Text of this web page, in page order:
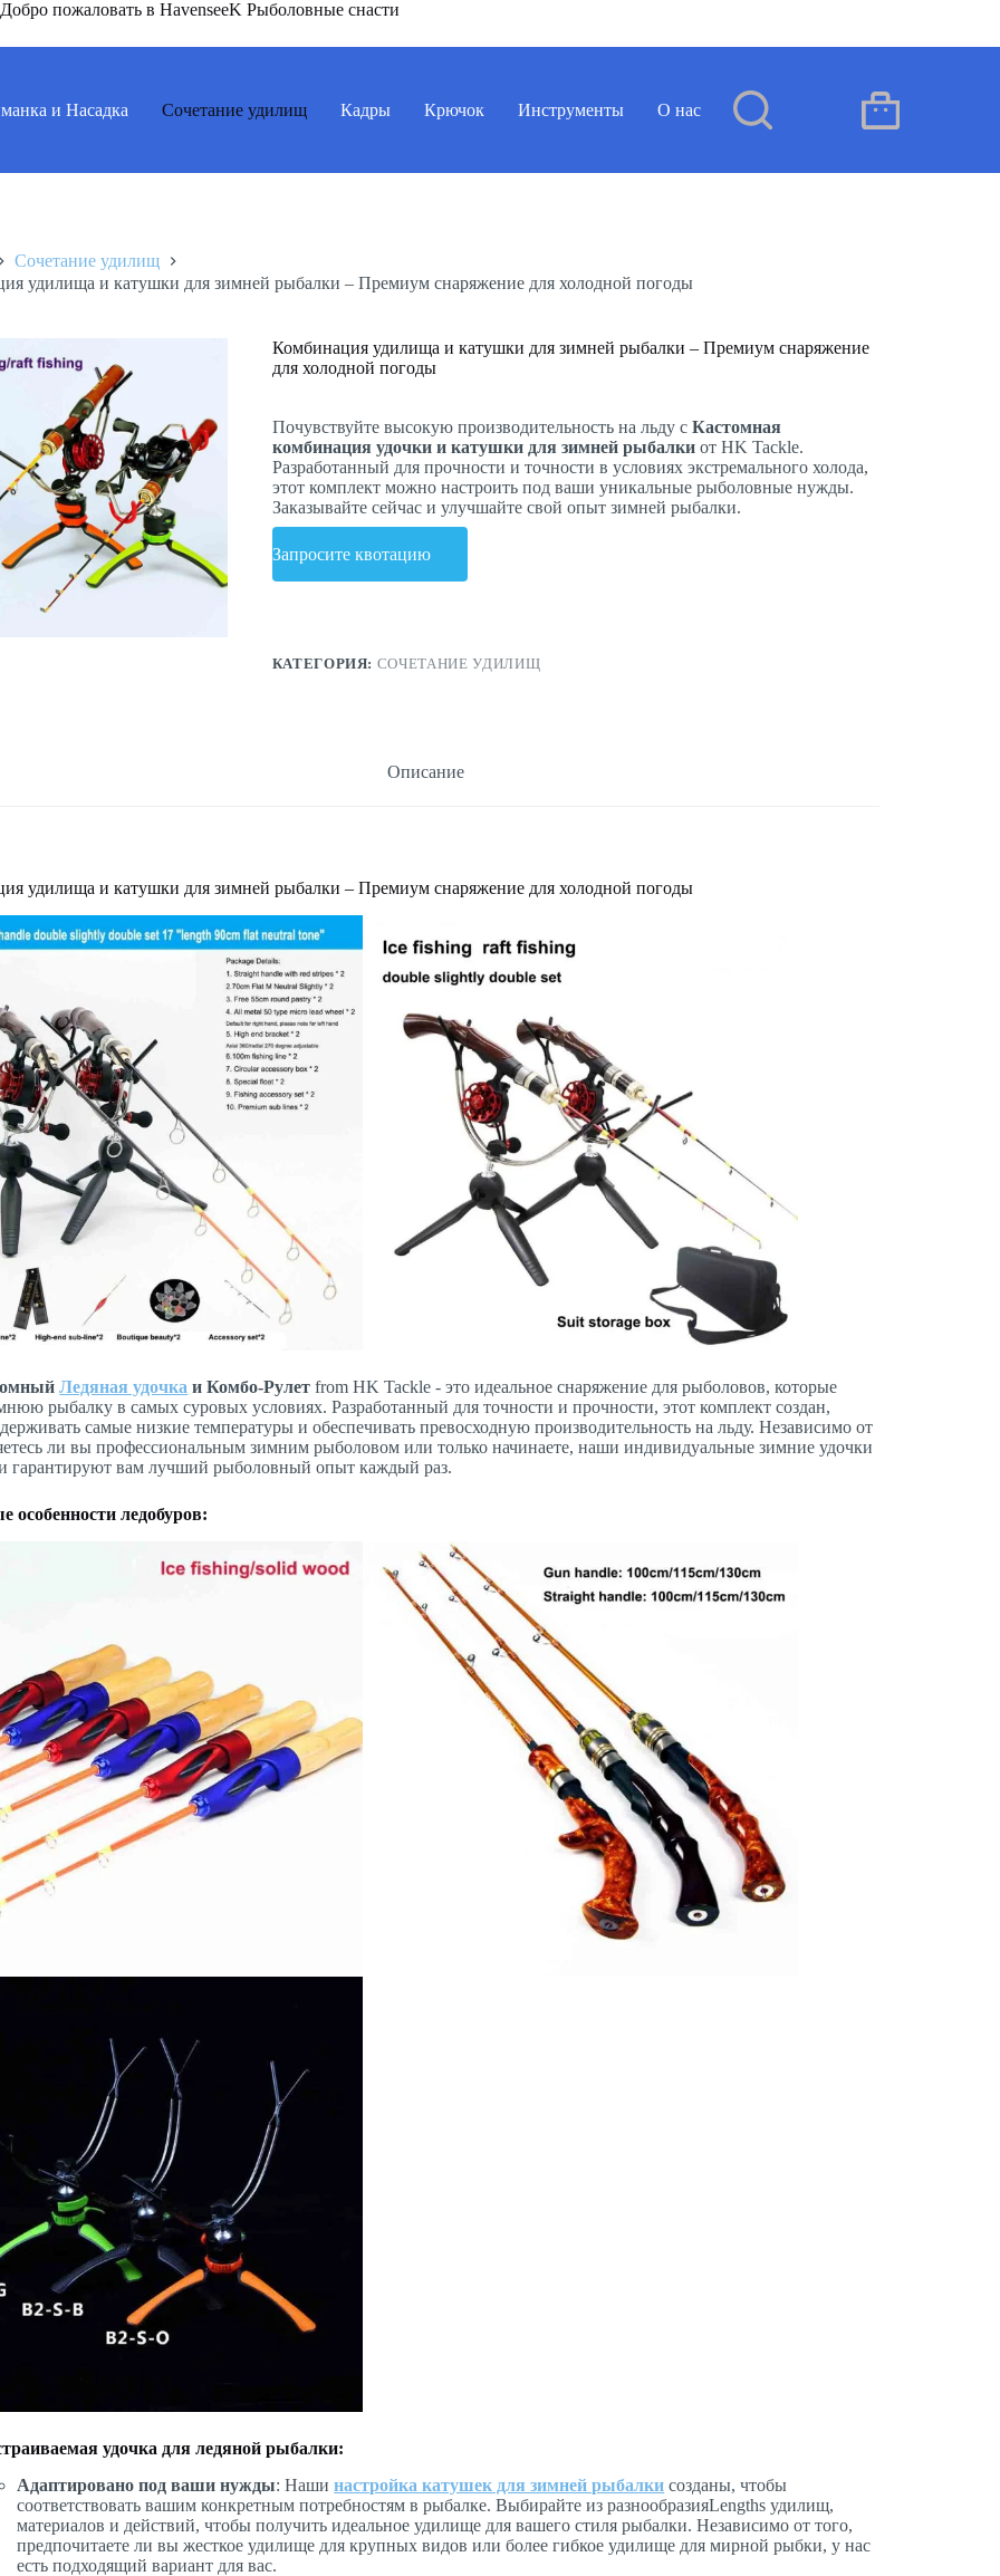
Добро пожаловать в HavenseeK Рыболовные снасти
и Насадка Сочетание удилищ Кадры Крючок Инструменты О нас Блог Контакт
Корзина
Сочетание удилищ
удилища и катушки для зимней рыбалки – Премиум снаряжение для холодной погоды
Комбинация удилища и катушки для зимней рыбалки – Премиум снаряжение
для холодной погоды
Почувствуйте высокую производительность на льду с Кастомная
комбинация удочки и катушки для зимней рыбалкиот HK Tackle.
Разработанный для прочности и точности в условиях экстремального холода,
этот комплект можно настроить под ваши уникальные рыболовные нужды.
Заказывайте сейчас и улучшайте свой опыт зимней рыбалки.
Запросите квотацию
КАТЕГОРИЯ: СОЧЕТАНИЕ УДИЛИЩ
Описание
удилища и катушки для зимней рыбалки – Премиум снаряжение для холодной погоды
Ледяная удочка и Комбо-Рулет from HK Tackle - это идеальное снаряжение для рыболовов, которые
рыбалку в самых суровых условиях. Разработанный для точности и прочности, этот комплект создан,
самые низкие температуры и обеспечивать превосходную производительность на льду. Независимо от
ли вы профессиональным зимним рыболовом или только начинаете, наши индивидуальные зимние удочки
гарантируют вам лучший рыболовный опыт каждый раз.
особенности ледобуров:
удочка для ледяной рыбалки:
Адаптировано под ваши нужды: Нашинастройка катушек для зимней рыбалки созданы, чтобы
соответствовать вашим конкретным потребностям в рыбалке. Выбирайте из разнообразияLengths удилищ,
материалов и действий, чтобы получить идеальное удилище для вашего стиля рыбалки. Независимо от того,
предпочитаете ли вы жесткое удилище для крупных видов или более гибкое удилище для мирной рыбки, у нас
есть подходящий вариант для вас.